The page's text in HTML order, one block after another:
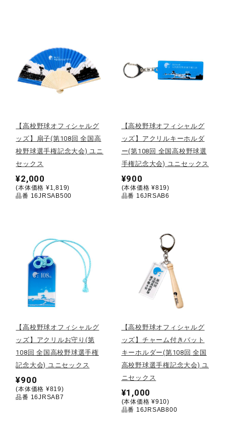
テニス／ソフトテニス
陸上競技
卓球
柔道
ウィンタースポーツ
ワーキング
ウォーキングシューズ
ライフスタイルグッズ
【高校野球オフィシャルグ
ッズ】扇子(第108回 全国高
校野球選手権記念大会) ユニ
セックス
¥2,000
(本体価格 ¥1,819)
品番 16JRSAB500
【高校野球オフィシャルグ
ッズ】アクリルキーホルダ
ー(第108回 全国高校野球選
手権記念大会) ユニセックス
¥900
(本体価格 ¥819)
品番 16JRSAB6
【高校野球オフィシャルグ
ッズ】アクリルお守り(第
108回 全国高校野球選手権
記念大会) ユニセックス
¥900
(本体価格 ¥819)
品番 16JRSAB7
【高校野球オフィシャルグ
ッズ】チャーム付きバット
キーホルダー(第108回 全国
高校野球選手権記念大会) ユ
ニセックス
¥1,000
(本体価格 ¥910)
品番 16JRSAB800